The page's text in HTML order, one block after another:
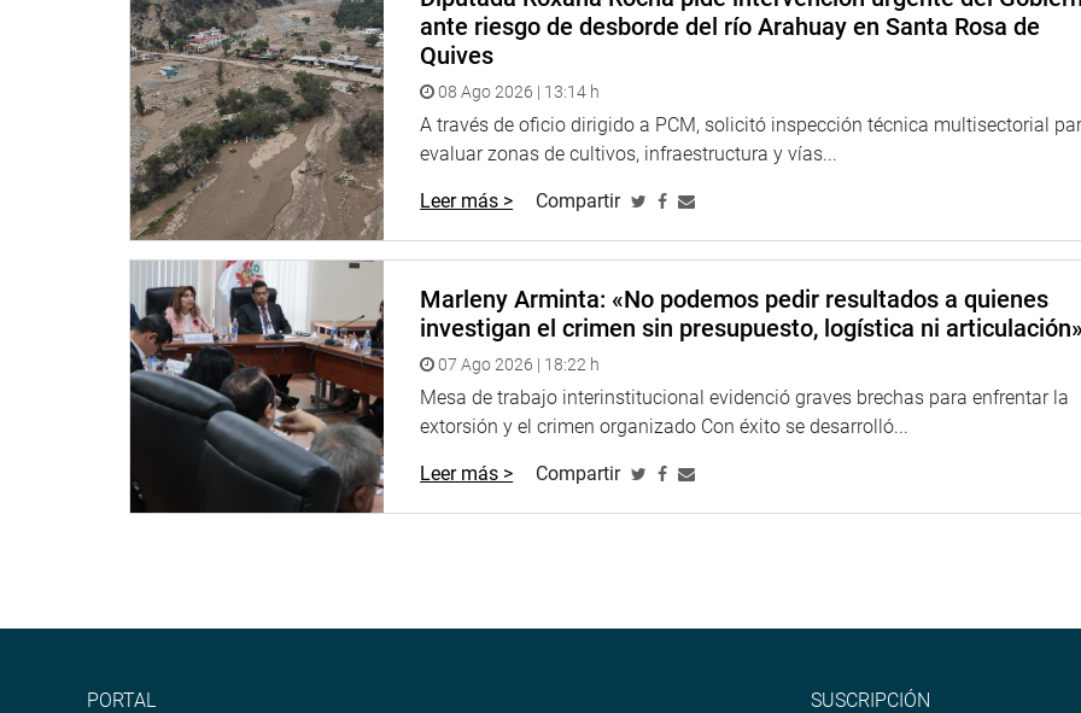
ante riesgo de desborde del río Arahuay en Santa Rosa de
Quives
08 Ago 2026 | 13:14 h
A través de oficio dirigido a PCM, solicitó inspección técnica multisectorial
evaluar zonas de cultivos, infraestructura y vías...
Leer más > Compartir
Marleny Arminta: «No podemos pedir resultados a quienes
investigan el crimen sin presupuesto, logística ni articulación»
07 Ago 2026 | 18:22 h
Mesa de trabajo interinstitucional evidenció graves brechas para enfrentar la
extorsión y el crimen organizado Con éxito se desarrolló...
Leer más > Compartir
PORTAL SUSCRIPCIÓN